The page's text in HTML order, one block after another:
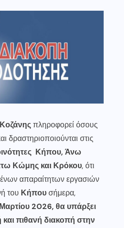
πληροφορεί όσους
δραστηριοποιούνται στις
Κήπου, Άνω
Κώμης και Κρόκου, ότι
απαραίτητων εργασιών
του Κήπουσήμερα,
2026, θα υπάρξει
και πιθανή διακοπή στην